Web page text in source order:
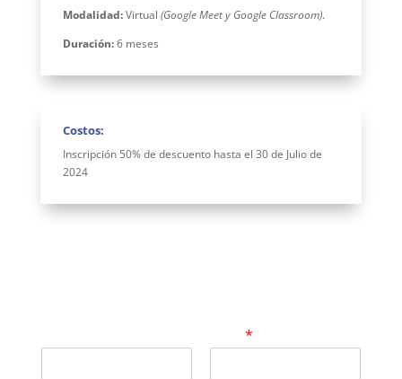
Modalidad:Virtual (Google Meet y Google Classroom).
Duración:6 meses
Costos:
Inscripción 50%de descuento hasta el 30de Juliode
2024
*